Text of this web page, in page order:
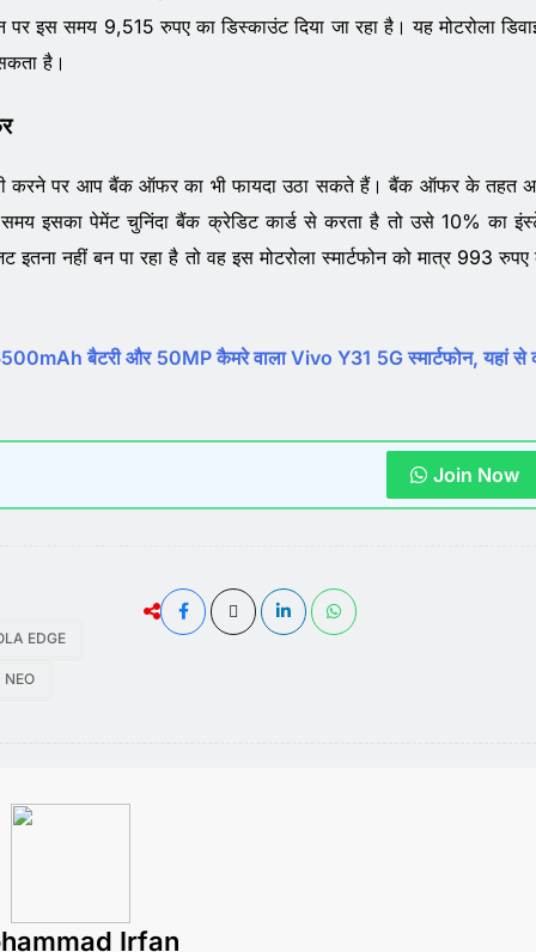
इस समय 9,515 रुपए का डिस्काउंट दिया जा रहा है। यह मोटरोला
है।
करने पर आप बैंक ऑफर का भी फायदा उठा सकते हैं। बैंक ऑफर के तहत
समय इसका पेमेंट चुनिंदा बैंक क्रेडिट कार्ड से करता है तो उसे 10% का
नहीं बन पा रहा है तो वह इस मोटरोला स्मार्टफोन को मात्र 993 रुपए
बैटरी और 50MP कैमरे वाला Vivo Y31 5G स्मार्टफोन, यहां से
Join Now
EDGE
NEO
Irfan